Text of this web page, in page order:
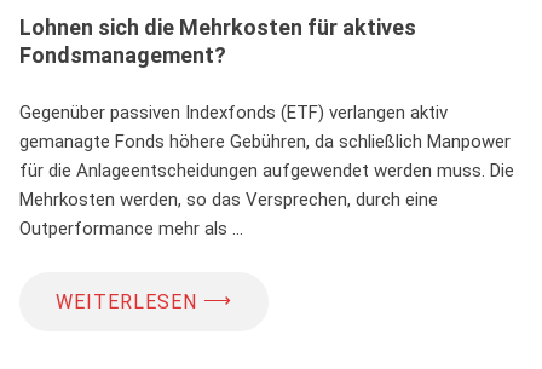
Lohnen sich die Mehrkosten für aktives
Fondsmanagement?
Gegenüber passiven Indexfonds (ETF) verlangen aktiv
gemanagte Fonds höhere Gebühren, da schließlich Manpower
für die Anlageentscheidungen aufgewendet werden muss. Die
Mehrkosten werden, so das Versprechen, durch eine
Outperformance mehr als …
WEITERLESEN ⟶